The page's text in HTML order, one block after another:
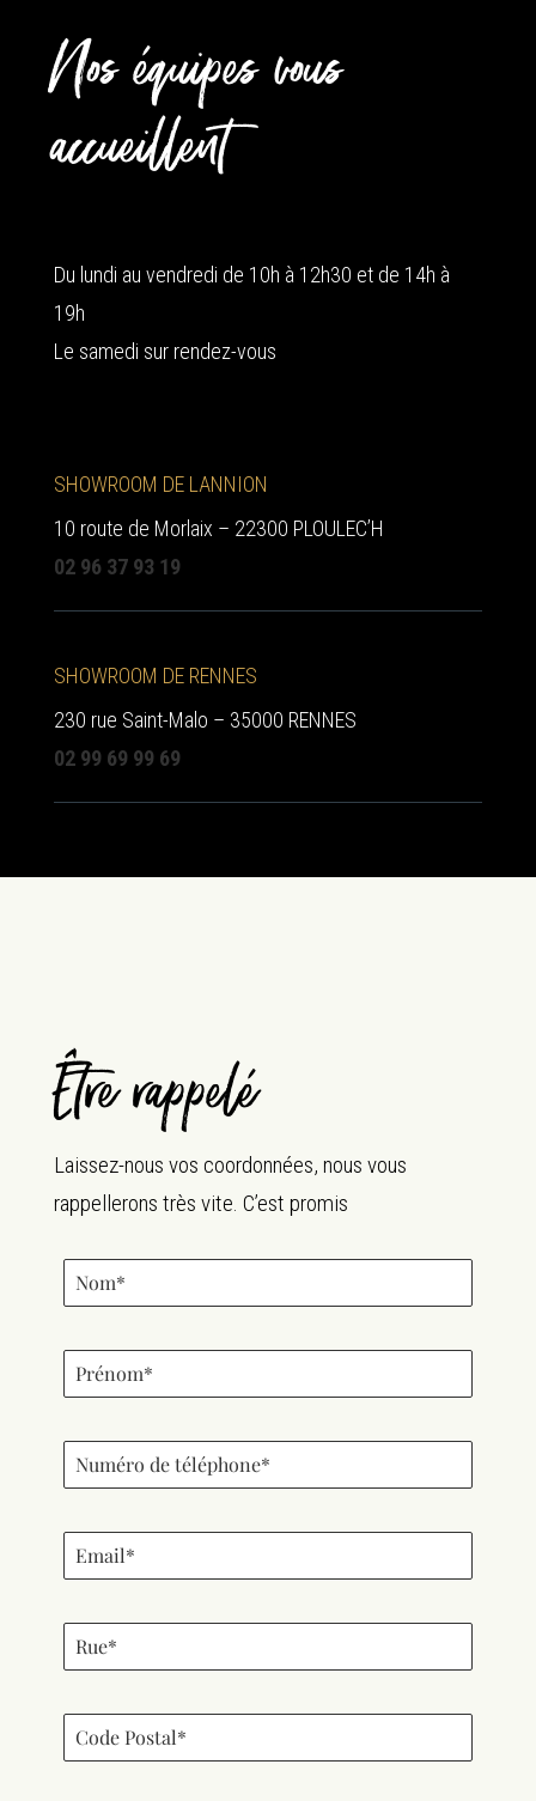
Nos équipes vous
accueillent
Du lundi au vendredi de 10h à 12h30 et de 14h à
19h
Le samedi sur rendez-vous
SHOWROOM DE LANNION
10 route de Morlaix – 22300 PLOULEC’H
02 96 37 93 19
SHOWROOM DE RENNES
230 rue Saint-Malo – 35000 RENNES
02 99 69 99 69
Être rappelé
Laissez-nous vos coordonnées, nous vous
rappellerons très vite. C’est promis